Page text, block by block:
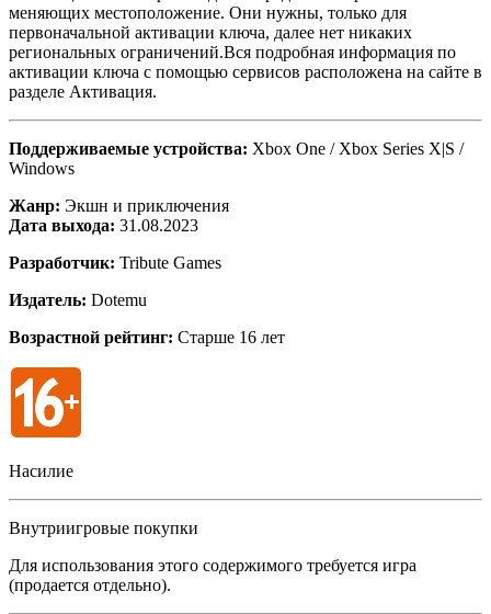
меняющих местоположение. Они нужны, только для
первоначальной активации ключа, далее нет никаких
региональных ограничений.Вся подробная информация по
активации ключа с помощью сервисов расположена на сайте в
разделе Активация.
Поддерживаемые устройства: Xbox One / Xbox Series X|S /
Windows
Жанр: Экшн и приключения
Дата выхода: 31.08.2023
Разработчик: Tribute Games
Издатель: Dotemu
Возрастной рейтинг: Старше 16 лет
Насилие
Внутриигровые покупки
Для использования этого содержимого требуется игра
(продается отдельно).